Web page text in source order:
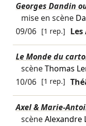
Georges Dandin
mise en scène
09/06 [1 rep.]
Le Monde du
scèneThomas
10/06 [1 rep.]
Axel & Marie-
scèneAlexandre